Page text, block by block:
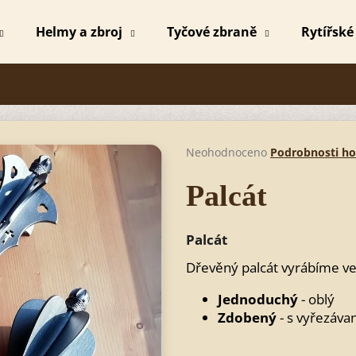
Helmy a zbroj Tyčové zbraně
Průměrné
produktu
je
5
Neohodnoceno Podrobnosti
Palcát
Palcát
Dřevěný palcát vyrábíme
Jednoduchý- oblý
Zdobený- s
Doporučujeme
MICHAEL